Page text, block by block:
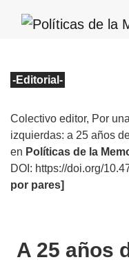
-Editorial -
Colectivo editor, Por
izquierdas: a 25 años
en Políticas de la
DOI: https://doi.org/
por pares]
A 25 años